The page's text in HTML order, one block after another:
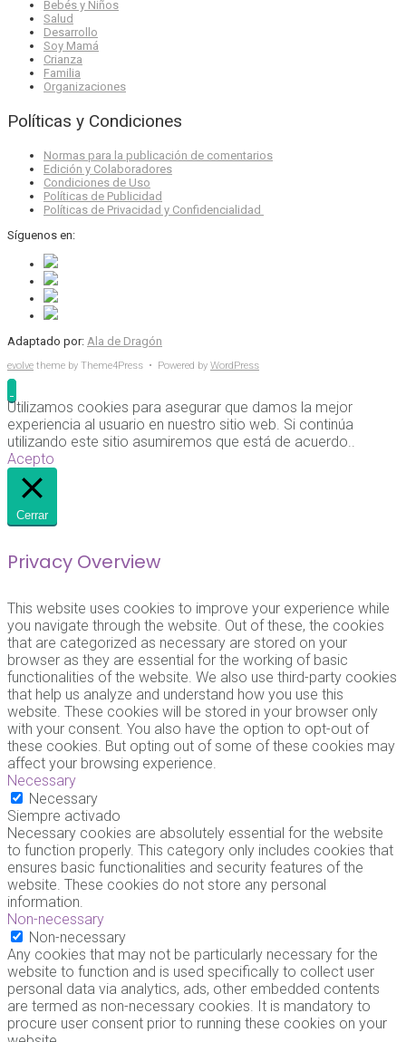
Bebés y Niños
Salud
Desarrollo
Soy Mamá
Crianza
Familia
Organizaciones
Políticas y Condiciones
Normas para la publicación de comentarios
Edición y Colaboradores
Condiciones de Uso
Políticas de Publicidad
Políticas de Privacidad y Confidencialidad
Síguenos en:
Adaptado por: Ala de Dragón
evolve theme by Theme4Press • Powered by WordPress
Utilizamos cookies para asegurar que damos la mejor
experiencia al usuario en nuestro sitio web. Si continúa
utilizando este sitio asumiremos que está de acuerdo..
Acepto
Cerrar
Privacy Overview
This website uses cookies to improve your experience while
you navigate through the website. Out of these, the cookies
that are categorized as necessary are stored on your
browser as they are essential for the working of basic
functionalities of the website. We also use third-party cookies
that help us analyze and understand how you use this
website. These cookies will be stored in your browser only
with your consent. You also have the option to opt-out of
these cookies. But opting out of some of these cookies may
affect your browsing experience.
Necessary
Necessary
Siempre activado
Necessary cookies are absolutely essential for the website
to function properly. This category only includes cookies that
ensures basic functionalities and security features of the
website. These cookies do not store any personal
information.
Non-necessary
Non-necessary
Any cookies that may not be particularly necessary for the
website to function and is used specifically to collect user
personal data via analytics, ads, other embedded contents
are termed as non-necessary cookies. It is mandatory to
procure user consent prior to running these cookies on your